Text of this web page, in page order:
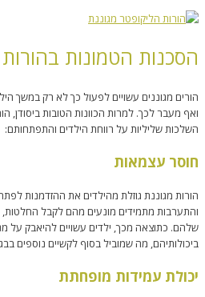
הסכנות הטמונות
הורים מגוננים עשויים לפעול כך לא רק במשך
ואף מעבר לכך. למרות הכוונות הטובות ביסודן,
השלכות שליליות על רווחת הילדים והתפתחותם:
חוסר עצמאות
הורות מגוננת גוזלת מהילדים את ההזדמנות
והתערבות מתמידים מונעים מהם לקבל החלטות,
שלהם. כתוצאה מכך, ילדים עשויים להיאבק על
ביכולותיהם, מה שמוביל בסוף לקשיים נוספים
יכולת עמידות מופחתת